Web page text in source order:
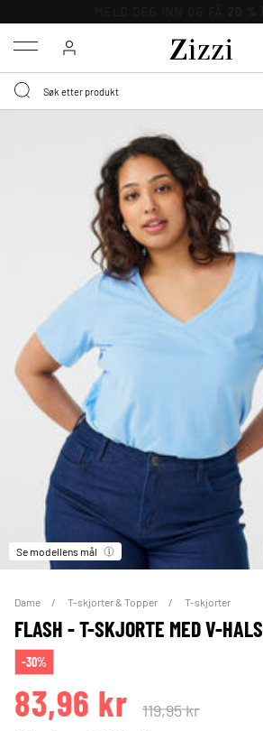
Menu
Se modellens mål
Dame T-skjorter & Topper T-skjorter
FLASH - T-SKJORTE MED V-HALS
-30%
83,96 kr 119,95 kr